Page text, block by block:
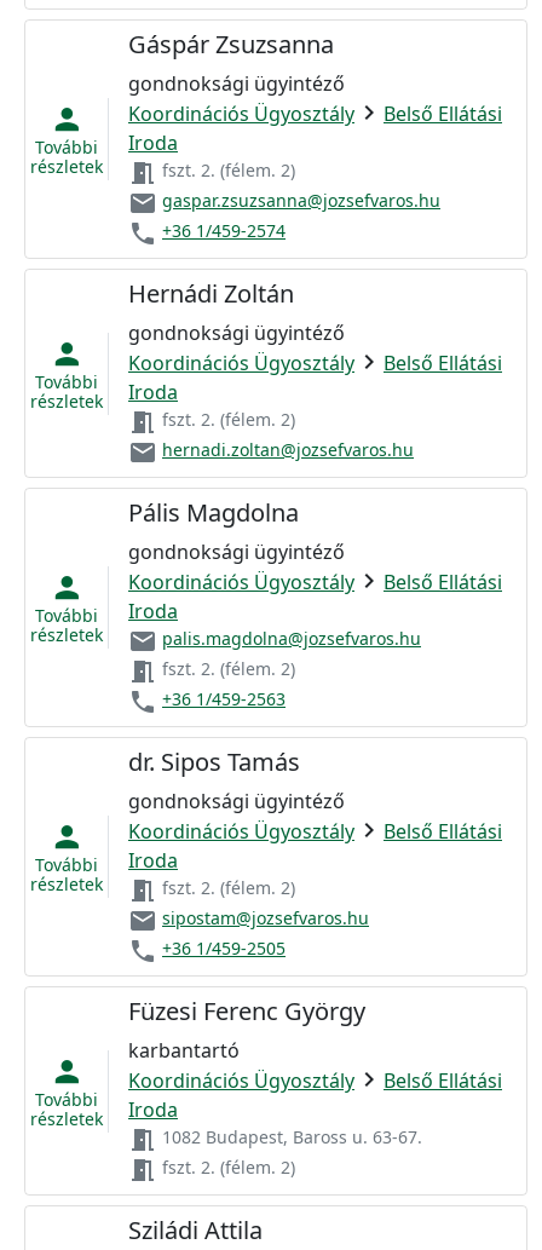
person
További
részletek
Gáspár Zsuzsanna
gondnoksági ügyintéző
Koordinációs Ügyosztály chevron_right Belső Ellátási
Iroda
meeting_room fszt. 2. (félem. 2)
email gaspar.zsuzsanna@jozsefvaros.hu
phone +36 1/459-2574
person
További
részletek
Hernádi Zoltán
gondnoksági ügyintéző
Koordinációs Ügyosztály chevron_right Belső Ellátási
Iroda
meeting_room fszt. 2. (félem. 2)
email hernadi.zoltan@jozsefvaros.hu
person
További
részletek
Pális Magdolna
gondnoksági ügyintéző
Koordinációs Ügyosztály chevron_right Belső Ellátási
Iroda
email palis.magdolna@jozsefvaros.hu
meeting_room fszt. 2. (félem. 2)
phone +36 1/459-2563
person
További
részletek
dr. Sipos Tamás
gondnoksági ügyintéző
Koordinációs Ügyosztály chevron_right Belső Ellátási
Iroda
meeting_room fszt. 2. (félem. 2)
email sipostam@jozsefvaros.hu
phone +36 1/459-2505
person
További
részletek
Füzesi Ferenc György
karbantartó
Koordinációs Ügyosztály chevron_right Belső Ellátási
Iroda
meeting_room 1082 Budapest, Baross u. 63-67.
meeting_room fszt. 2. (félem. 2)
Sziládi Attila